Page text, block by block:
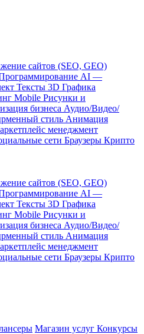
сайтов (SEO, GEO)
AI —
Тексты 3D Графика
Mobile Рисунки и
бизнеса Аудио/Видео/
стиль Анимация
менеджмент
сети Браузеры Крипто
сайтов (SEO, GEO)
AI —
Тексты 3D Графика
Mobile Рисунки и
бизнеса Аудио/Видео/
стиль Анимация
менеджмент
сети Браузеры Крипто
Магазин услуг Конкурсы